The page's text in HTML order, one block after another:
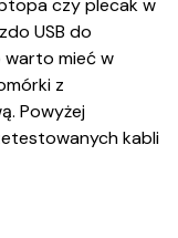
czy plecak w
USB do
warto mieć w
z
Powyżej
kabli